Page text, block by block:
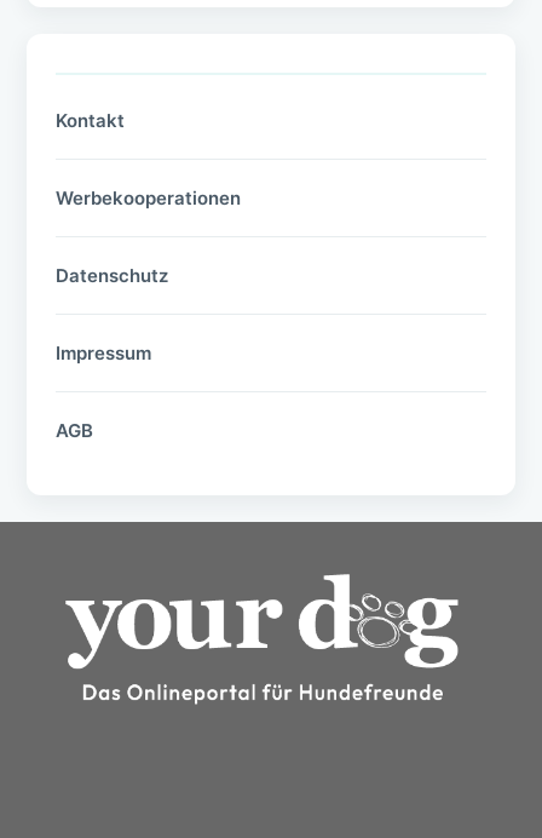
Kontakt
Werbekooperationen
Datenschutz
Impressum
AGB